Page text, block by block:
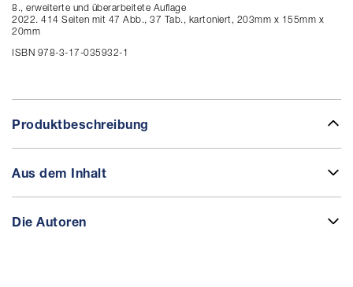
8., erweiterte und überarbeitete Auflage
2022. 414 Seiten mit 47 Abb., 37 Tab., kartoniert, 203mm x 155mm x
20mm
ISBN 978-3-17-035932-1
Produktbeschreibung
Aus dem Inhalt
Die Autoren